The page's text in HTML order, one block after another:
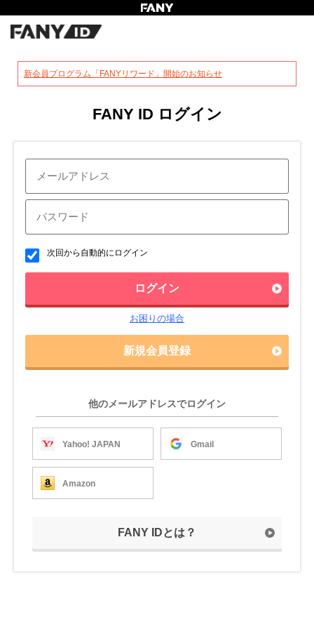
新会員プログラム「FANYリワード」開始のお知らせ
FANY ID ログイン
次回から自動的にログイン
ログイン
お困りの場合
新規会員登録
他のメールアドレスでログイン
Yahoo! JAPAN Gmail
Amazon
FANY IDとは？